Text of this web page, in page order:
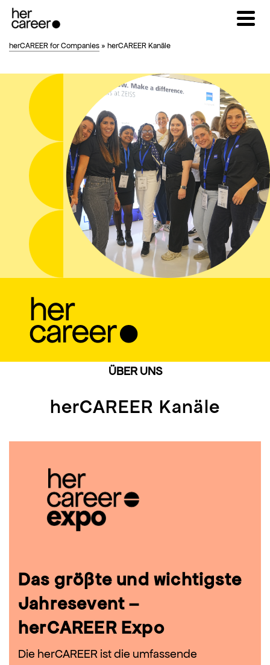
herCAREER for Companies » herCAREER Kanäle
ÜBER UNS
herCAREER Kanäle
Das größte und wichtigste
Jahresevent –
herCAREER Expo
Die herCAREER ist die umfassende